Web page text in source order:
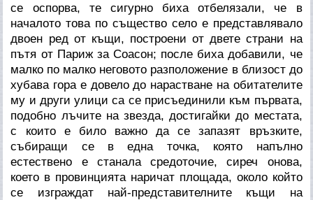
се оспорва, те сигурно биха отбелязали, че в
началото това по същество село е представлявало
двоен ред от къщи, построени от двете страни на
пътя от Париж за Соасон; после биха добавили, че
малко по малко неговото разположение в близост до
хубава гора е довело до нарастване на обитателите
му и други улици са се присъединили към първата,
подобно лъчите на звезда, достигайки до местата,
с които е било важно да се запазят връзките,
събиращи се в една точка, която напълно
естествено е станала средоточие, сиреч онова,
което в провинцията наричат площада, около който
се изграждат най-представителните къщи на